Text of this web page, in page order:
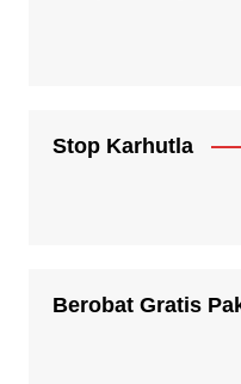
Stop Karhutla
Berobat Gratis